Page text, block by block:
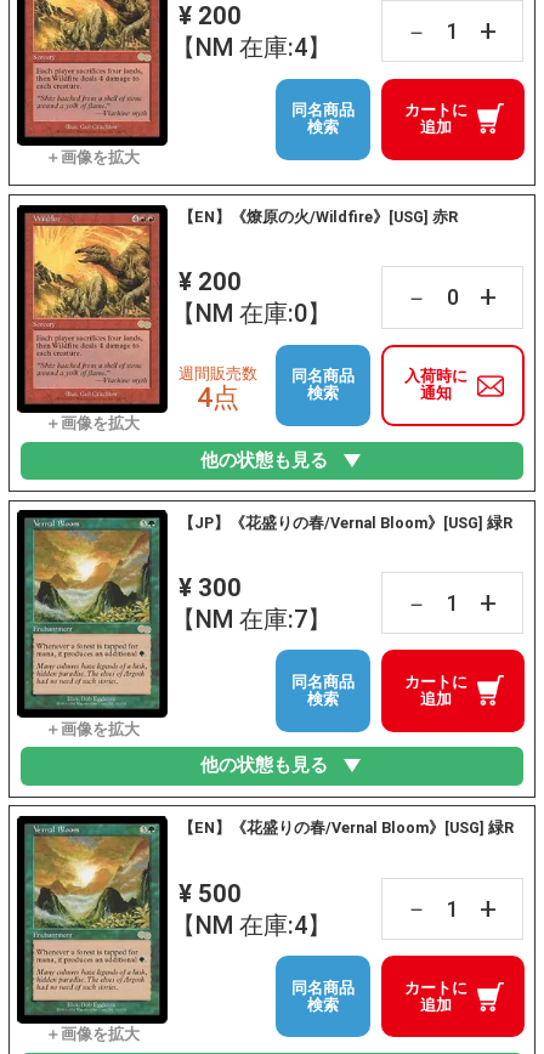
¥ 200
【NM 在庫:4】
－ +
カートに
追加
同名商品
検索
【EN】《燎原の火/Wildfire》[USG] 赤R
¥ 200
【NM 在庫:0】
－ +
入荷時に
通知
週間販売数
4点
同名商品
検索
他の状態も見る
【JP】《花盛りの春/Vernal Bloom》[USG] 緑R
¥ 300
【NM 在庫:7】
－ +
カートに
追加
同名商品
検索
他の状態も見る
【EN】《花盛りの春/Vernal Bloom》[USG] 緑R
¥ 500
【NM 在庫:4】
－ +
カートに
追加
同名商品
検索